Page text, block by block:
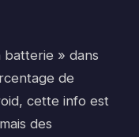
batterie » dans
de
cette info est
des